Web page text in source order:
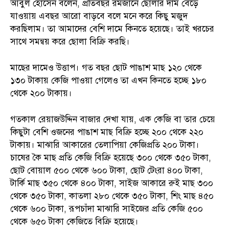
আবুল হোসেন বলেন, প্রতিবছর রমজানে ছোলার দাম বেড়ে
যাওয়ায় এবছর আরো বাড়বে বলে মনে করে কিছু মজুদ
করছিলাম। তা আমাদের বেশি দামে কিনতে হয়েছে। তাই খরচের
সাথে সমন্বয় করে ছোলা বিক্রি করছি।
মাছের দামেও উত্তাপ। গত বছর ছোট পাঙাশ মাছ ১২০ থেকে
১৩০ টাকায় কেজি পাওয়া গেলেও তা এখন কিনতে হচ্ছে ১৮০
থেকে ২০০ টাকায়।
গতকাল রেয়াজউদ্দিন বাজার দেখা যায়, এক কেজি বা তার চেয়ে
কিছুটা বেশি ওজনের পাঙাশ মাছ বিক্রি হচ্ছে ২০০ থেকে ২২০
টাকায়। মাঝারি আকারের তেলাপিয়া কেজিপ্রতি ২০০ টাকা।
চাষের কৈ মাছ প্রতি কেজি বিক্রি হয়েছে ৩০০ থেকে ৩৫০ টাকা,
ছোট বোয়াল ৫০০ থেকে ৬০০ টাকা, ছোট টেংরা ৪০০ টাকা,
টার্কি মাছ ৩৫০ থেকে ৪০০ টাকা, সাইজ আকারে রুই মাছ ৩০০
থেকে ৩৫০ টাকা, কাতলা ২৮০ থেকে ৩৫০ টাকা, শিং মাছ ৪৫০
থেকে ৬০০ টাকা, রূপচাঁদা মাঝারি সাইজের প্রতি কেজি ৫০০
থেকে ৬৫০ টাকা কেজিতে বিক্রি হয়েছে।